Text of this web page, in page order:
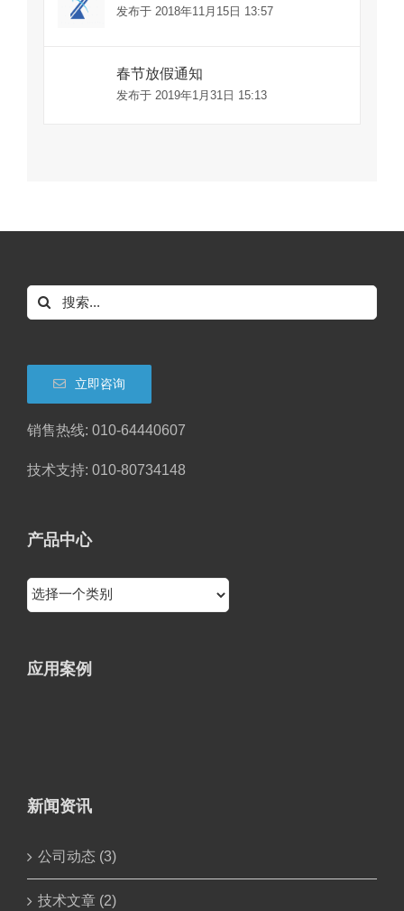
发布于 2018年11月15日 13:57
春节放假通知
发布于 2019年1月31日 15:13
搜
索：
立即咨询
销售热线: 010-64440607
技术支持: 010-80734148
产品中心
应用案例
新闻资讯
公司动态 (3)
技术文章 (2)